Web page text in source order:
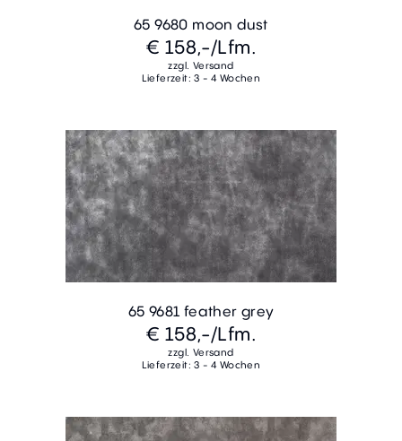
65 9680 moon dust
€ 158,-/Lfm.
zzgl. Versand
Lieferzeit: 3 - 4 Wochen
65 9681 feather grey
€ 158,-/Lfm.
zzgl. Versand
Lieferzeit: 3 - 4 Wochen